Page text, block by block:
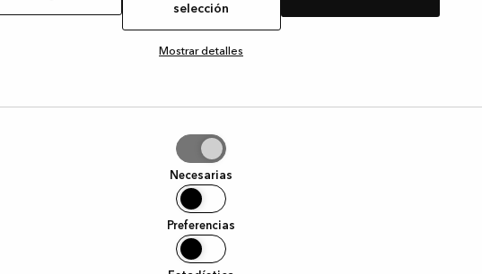
selección
Mostrar detalles
Necesarias
Preferencias